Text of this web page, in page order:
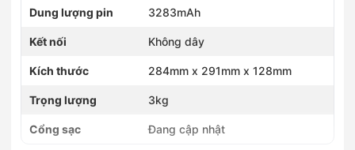
Dung lượng pin 3283mAh
Kết nối Không dây
Kích thước 284mm x 291mm x 128mm
Trọng lượng 3kg
Cổng sạc Đang cập nhật